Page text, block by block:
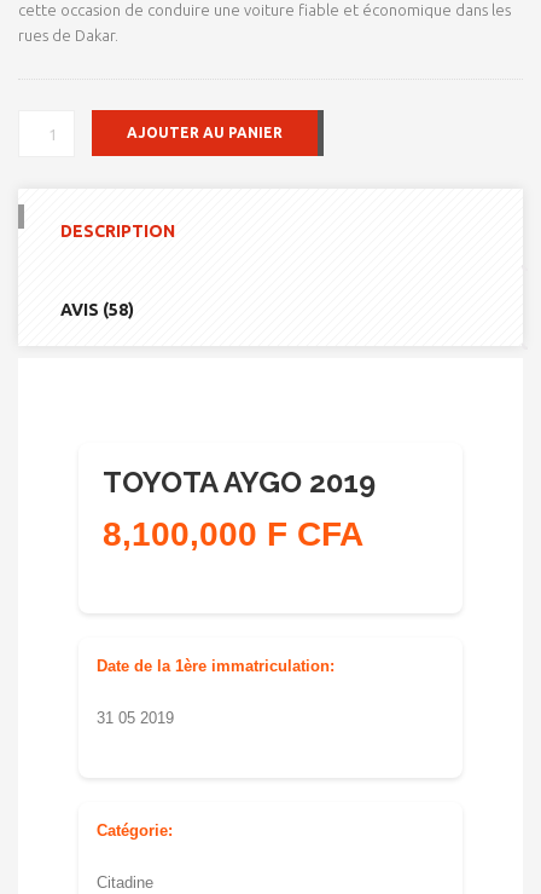
cette occasion de conduire une voiture fiable et économique dans les
rues de Dakar.
QUANTITÉ
AJOUTER AU PANIER
DESCRIPTION
AVIS (58)
TOYOTA AYGO 2019
8,100,000 F CFA
Date de la 1ère immatriculation:
31 05 2019
Catégorie:
Citadine